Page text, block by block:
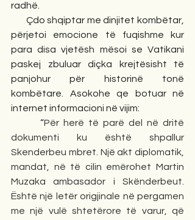
radhë.
përjetoi emocione të fuqishme kur
para disa vjetësh mësoi se Vatikani
paskej zbuluar diçka krejtësisht të
panjohur për historinë tonë
kombëtare. Asokohe qe botuar në
internet informacioni në vijim:
       “
Për herë të parë del në dritë
dokumenti ku është shpallur
Skenderbeu mbret. Një akt diplomatik,
mandat, në të cilin emërohet Martin
Muzaka ambasador i Skënderbeut.
Është një letër origjinale në pergamen
me një vulë shtetërore të varur, që